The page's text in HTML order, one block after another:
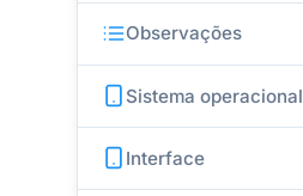
Observações
Sistema operacional
Interface